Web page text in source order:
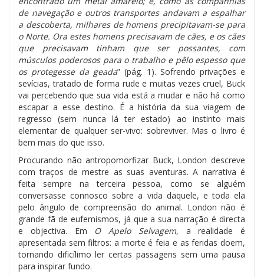
de navegação e outros transportes andavam a espalhar
a descoberta, milhares de homens precipitavam-se para
o Norte. Ora estes homens precisavam de cães, e os cães
que precisavam tinham que ser possantes, com
músculos poderosos para o trabalho e pêlo espesso que
os protegesse da geada” (pág. 1). Sofrendo privações e
sevícias, tratado de forma rude e muitas vezes cruel, Buck
vai percebendo que sua vida está a mudar e não há como
escapar a esse destino. É a história da sua viagem de
regresso (sem nunca lá ter estado) ao instinto mais
elementar de qualquer ser-vivo: sobreviver. Mas o livro é
bem mais do que isso.
Procurando não antropomorfizar Buck, London descreve
com traços de mestre as suas aventuras. A narrativa é
feita sempre na terceira pessoa, como se alguém
conversasse connosco sobre a vida daquele, e toda ela
pelo ângulo de compreensão do animal. London não é
grande fã de eufemismos, já que a sua narração é directa
e objectiva. Em O Apelo Selvagem, a realidade é
apresentada sem filtros: a morte é feia e as feridas doem,
tornando dificílimo ler certas passagens sem uma pausa
para inspirar fundo.